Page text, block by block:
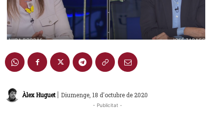
Àlex Huguet Diumenge, 18 d'octubre de 2020
- Publicitat -